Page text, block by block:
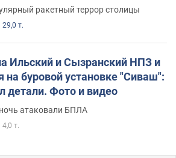
ракетный террор столицы
29,0 т.
Ильский и Сызранский НПЗ и
на буровой установке "Сиваш":
детали. Фото и видео
атаковали БПЛА
4,0 т.